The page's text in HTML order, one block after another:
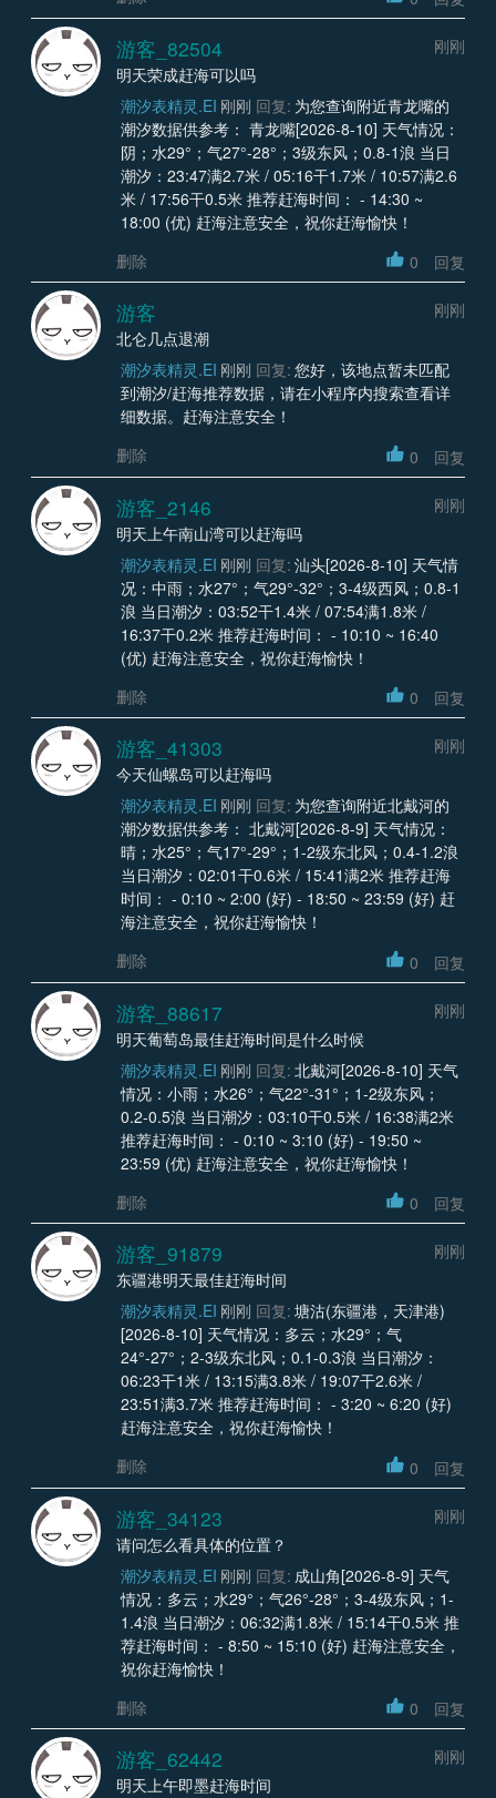
游客_82504
刚刚
明天荣成赶海可以吗
潮汐表精灵.EI 刚刚 回复: 为您查询附近青龙嘴的
潮汐数据供参考： 青龙嘴[2026-8-10] 天气情况：
阴；水29°；气27°-28°；3级东风；0.8-1浪 当日
潮汐：23:47满2.7米 / 05:16干1.7米 / 10:57满2.6
米 / 17:56干0.5米 推荐赶海时间： - 14:30 ~
18:00 (优) 赶海注意安全，祝你赶海愉快！
删除
0 回复
游客
刚刚
北仑几点退潮
潮汐表精灵.EI 刚刚 回复: 您好，该地点暂未匹配
到潮汐/赶海推荐数据，请在小程序内搜索查看详
细数据。赶海注意安全！
删除
0 回复
游客_2146
刚刚
明天上午南山湾可以赶海吗
潮汐表精灵.EI 刚刚 回复: 汕头[2026-8-10] 天气情
况：中雨；水27°；气29°-32°；3-4级西风；0.8-1
浪 当日潮汐：03:52干1.4米 / 07:54满1.8米 /
16:37干0.2米 推荐赶海时间： - 10:10 ~ 16:40
(优) 赶海注意安全，祝你赶海愉快！
删除
0 回复
游客_41303
刚刚
今天仙螺岛可以赶海吗
潮汐表精灵.EI 刚刚 回复: 为您查询附近北戴河的
潮汐数据供参考： 北戴河[2026-8-9] 天气情况：
晴；水25°；气17°-29°；1-2级东北风；0.4-1.2浪
当日潮汐：02:01干0.6米 / 15:41满2米 推荐赶海
时间： - 0:10 ~ 2:00 (好) - 18:50 ~ 23:59 (好) 赶
海注意安全，祝你赶海愉快！
删除
0 回复
游客_88617
刚刚
明天葡萄岛最佳赶海时间是什么时候
潮汐表精灵.EI 刚刚 回复: 北戴河[2026-8-10] 天气
情况：小雨；水26°；气22°-31°；1-2级东风；
0.2-0.5浪 当日潮汐：03:10干0.5米 / 16:38满2米
推荐赶海时间： - 0:10 ~ 3:10 (好) - 19:50 ~
23:59 (优) 赶海注意安全，祝你赶海愉快！
删除
0 回复
游客_91879
刚刚
东疆港明天最佳赶海时间
潮汐表精灵.EI 刚刚 回复: 塘沽(东疆港，天津港)
[2026-8-10] 天气情况：多云；水29°；气
24°-27°；2-3级东北风；0.1-0.3浪 当日潮汐：
06:23干1米 / 13:15满3.8米 / 19:07干2.6米 /
23:51满3.7米 推荐赶海时间： - 3:20 ~ 6:20 (好)
赶海注意安全，祝你赶海愉快！
删除
0 回复
游客_34123
刚刚
请问怎么看具体的位置？
潮汐表精灵.EI 刚刚 回复: 成山角[2026-8-9] 天气
情况：多云；水29°；气26°-28°；3-4级东风；1-
1.4浪 当日潮汐：06:32满1.8米 / 15:14干0.5米 推
荐赶海时间： - 8:50 ~ 15:10 (好) 赶海注意安全，
祝你赶海愉快！
删除
0 回复
游客_62442
刚刚
明天上午即墨赶海时间